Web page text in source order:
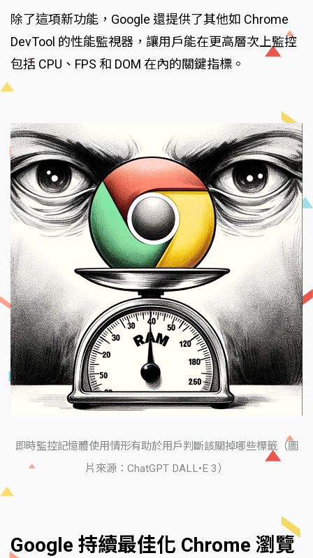
除了這項新功能，Google 還提供了其他如 Chrome
DevTool 的性能監視器，讓用戶能在更高層次上監控
包括 CPU、FPS 和 DOM 在內的關鍵指標。
即時監控記憶體使用情形有助於用戶判斷該關掉哪些標籤（圖
片來源：ChatGPT DALL•E 3）
Google 持續最佳化 Chrome 瀏覽